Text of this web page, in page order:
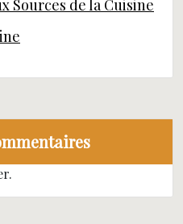
Sources de la Cuisine